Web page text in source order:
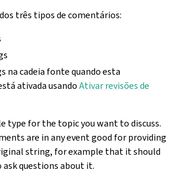
três tipos de comentários:
na cadeia fonte quando esta
ativada usandoAtivar revisões de
type for the topic you want to discuss.
are in any event good for providing
string, for example that it should
ask questions about it.